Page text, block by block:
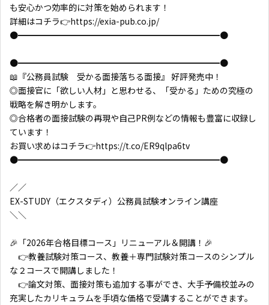
も安心かつ効率的に対策を始められます！
詳細はコチラ👉https://exia-pub.co.jp/
●━━━━━━━━━━━━━━━━━━━━━━━━●
●━━━━━━━━━━━━━━━━━━━━━━━━●
📖『公務員試験 受かる面接落ちる面接』 好評発売中！
◎面接官に「欲しい人材」と思わせる、「受かる」ための究極の
戦略を解き明かします。
◎合格者の面接試験の再現や自己PR例などの情報も豊富に収録し
ています！
お買い求めはコチラ👉https://t.co/ER9qlpa6tv
●━━━━━━━━━━━━━━━━━━━━━━━━●
／／
EX-STUDY（エクスタディ）公務員試験オンライン講座
＼＼
🎉「2026年合格目標コース」リニューアル＆開講！🎉
👉教養試験対策コース、教養＋専門試験対策コースのシンプル
な２コースで開講しました！
👉論文対策、面接対策も追加する事ができ、大手予備校並みの
充実したカリキュラムを手頃な価格で受講することができます。